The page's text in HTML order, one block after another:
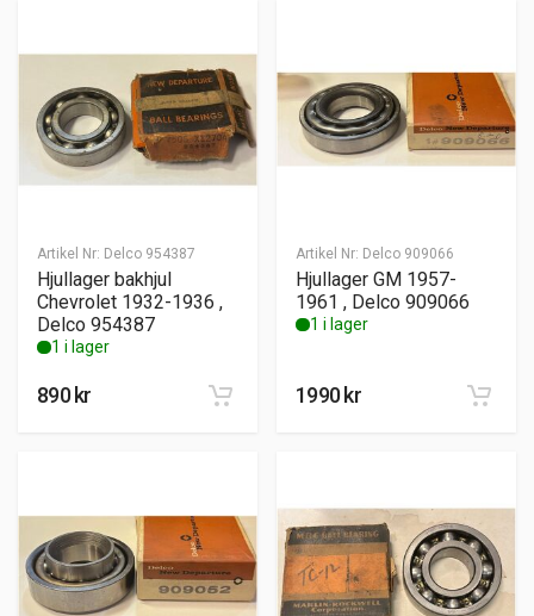
Artikel Nr: Delco 954387
Hjullager bakhjul
Chevrolet 1932-1936 ,
Delco 954387
1 i lager
890 kr
Artikel Nr: Delco 909066
Hjullager GM 1957-
1961 , Delco 909066
1 i lager
1990 kr